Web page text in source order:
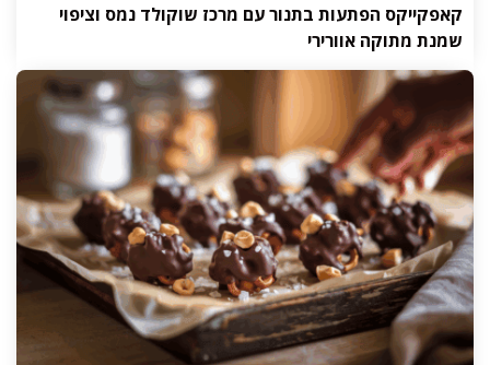
קאפקייקס הפתעות בתנור עם מרכז שוקולד נמס וציפוי
שמנת מתוקה אוורירי